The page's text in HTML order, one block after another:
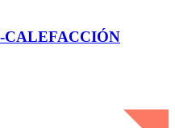
CALEFACCIÓN